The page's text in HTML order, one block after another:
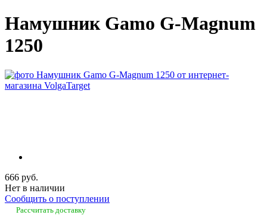
Намушник Gamo G-Magnum
1250
666 руб.
Нет в наличии
Сообщить о поступлении
Рассчитать доставку